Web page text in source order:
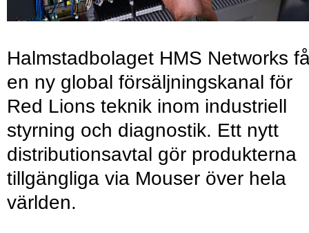
Halmstadbolaget HMS Networks
en ny global försäljningskanal för
Red Lions teknik inom industriell
styrning och diagnostik. Ett nytt
distributionsavtal gör produkterna
tillgängliga via Mouser över hela
världen.